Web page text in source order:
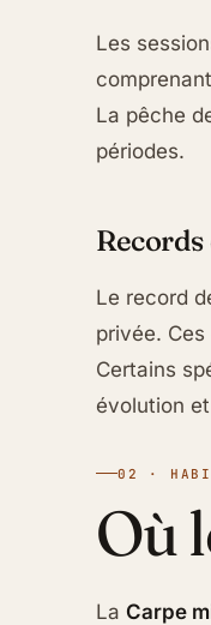
Les
La pêche
périodes.
Le record
privée.
Certains
évolution
02 ·
Où
La Carpe